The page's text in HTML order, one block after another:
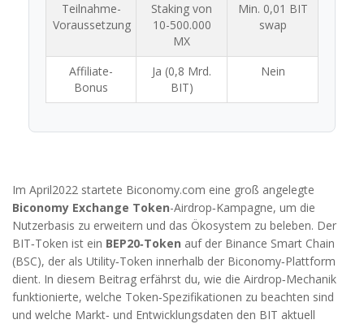
Teilnahme-
Voraussetzung
Staking von
10-500.000
MX
Min. 0,01 BIT
swap
Affiliate-
Bonus
Ja (0,8 Mrd.
BIT)
Nein
Im April2022 startete Biconomy.com eine groß angelegte
Biconomy Exchange Token-Airdrop‑Kampagne, um die
Nutzerbasis zu erweitern und das Ökosystem zu beleben. Der
BIT‑Token ist ein BEP20‑Token auf der Binance Smart Chain
(BSC), der als Utility‑Token innerhalb der Biconomy‑Plattform
dient. In diesem Beitrag erfährst du, wie die Airdrop‑Mechanik
funktionierte, welche Token‑Spezifikationen zu beachten sind
und welche Markt‑ und Entwicklungsdaten den BIT aktuell